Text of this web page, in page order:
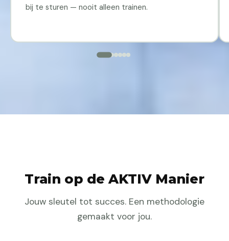
bij te sturen — nooit alleen trainen.
Train op de AKTIV Manier
Jouw sleutel tot succes. Een methodologie
gemaakt voor jou.